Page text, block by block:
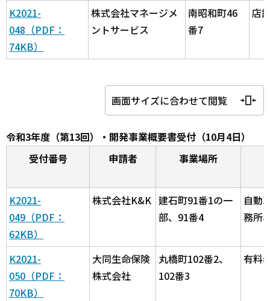
K2021-
048（PDF：
74KB）
株式会社マネージメ
ントサービス
南昭和町46
番7
店
画面サイズに合わせて閲覧
令和3年度（第13回）・開発事業概要書受付（10月4日）
受付番号
申請者 事業場所
K2021-
049（PDF：
62KB）
株式会社K&K 建石町91番1の一
部、91番4
自動
務所
K2021-
050（PDF：
70KB）
大同生命保険
株式会社
丸橋町102番2、
102番3
有料